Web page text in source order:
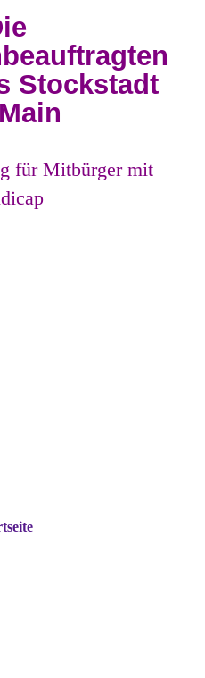
Stockstadt
für Mitbürger mit